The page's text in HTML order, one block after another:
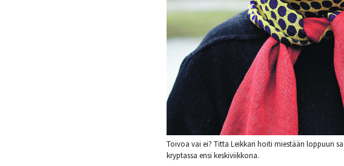
Toivoa vai ei? Titta Leikkari hoiti miestään loppuun
kryptassa ensi keskiviikkona.